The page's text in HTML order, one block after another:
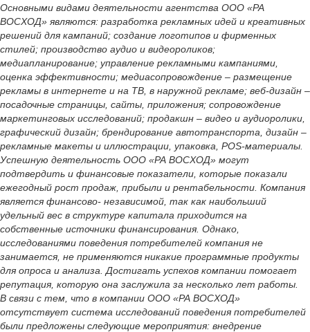
Основными видами деятельности агентства ООО «РА
ВОСХОД» являются: разработка рекламных идей и креативных
решений для кампаний; создание логотипов и фирменных
стилей; производство аудио и видеороликов;
медиапланирование; управление рекламными кампаниями,
оценка эффективности; медиасопровождение – размещение
рекламы в интернете и на ТВ, в наружной рекламе; веб-дизайн –
посадочные страницы, сайты, приложения; сопровождение
маркетинговых исследований; продакшн – видео и аудиоролики,
графический дизайн; брендирование автотранспорта, дизайн –
рекламные макеты и иллюстрации, упаковка, POS-материалы.
Успешную деятельность ООО «РА ВОСХОД» могут
подтвердить и финансовые показатели, которые показали
ежегодный рост продаж, прибыли и рентабельности. Компания
является финансово- независимой, так как наибольший
удельный вес в структуре капитала приходится на
собственные источники финансирования. Однако,
исследованиями поведения потребителей компания не
занимается, не применяются никакие программные продукты
для опроса и анализа. Достигать успехов компании помогает
репутация, которую она заслужила за несколько лет работы.
В связи с тем, что в компании ООО «РА ВОСХОД»
отсутствует система исследований поведения потребителей
были предложены следующие мероприятия: внедрение